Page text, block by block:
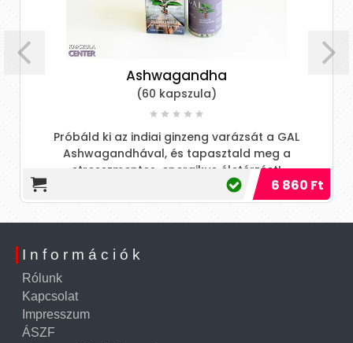
Ashwagandha
(60 kapszula)
ki az indiai ginzeng varázsát a GAL
Ashwagandhával, és tapasztald meg a
stresszmentes, energikus életérzést!
6 860 Ft
Információk
Rólunk
Kapcsolat
Impresszum
ÁSZF